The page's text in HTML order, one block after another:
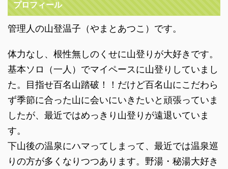
プロフィール
管理人の山登温子（やまとあつこ）です。
体力なし、根性無しのくせに山登りが大好きです。
基本ソロ（一人）でマイペースに山登りしていまし
た。目指せ百名山踏破！！だけど百名山にこだわら
ず季節に合った山に会いにいきたいと頑張っていま
したが、最近ではめっきり山登りが遠退いていま
す。
下山後の温泉にハマってしまって、最近では温泉巡
りの方が多くなりつつあります。野湯・秘湯大好き